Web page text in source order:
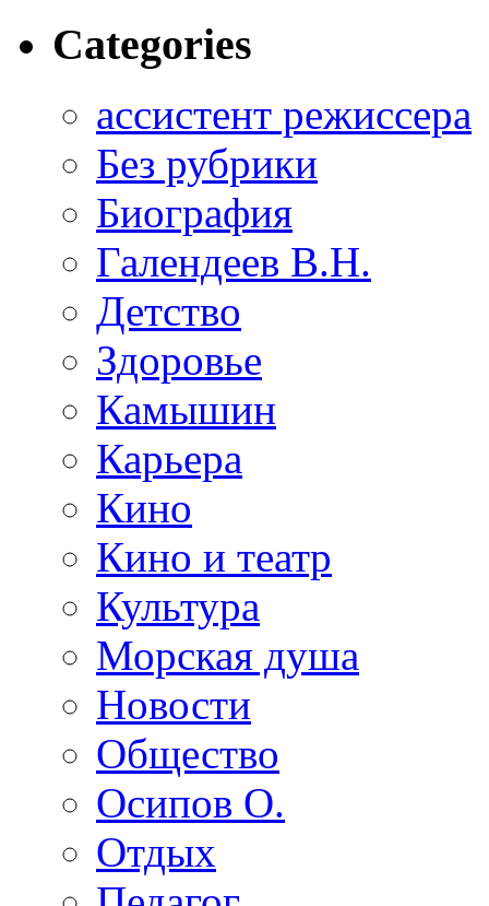
Categories
ассистент режиссера
Без рубрики
Биография
Галендеев В.Н.
Детство
Здоровье
Камышин
Карьера
Кино
Кино и театр
Культура
Морская душа
Новости
Общество
Осипов О.
Отдых